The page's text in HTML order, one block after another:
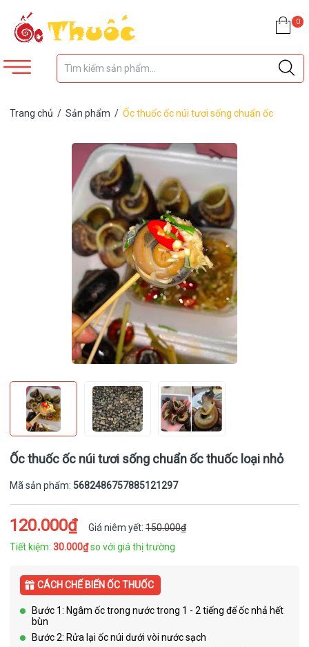
0
Trang chủ / Sản phẩm / Ốc thuốc ốc núi tươi sống chuẩn ốc
Ốc thuốc ốc núi tươi sống chuẩn ốc thuốc loại nhỏ
Mã sản phẩm: 5682486757885121297
120.000₫ Giá niêm yết: 150.000₫
Tiết kiệm: 30.000₫so với giá thị trường
CÁCH CHẾ BIẾN ỐC THUỐC
Bước 1: Ngâm ốc trong nước trong 1 - 2 tiếng để ốc nhả hết
bùn
Bước 2: Rửa lại ốc núi dưới vòi nước sạch